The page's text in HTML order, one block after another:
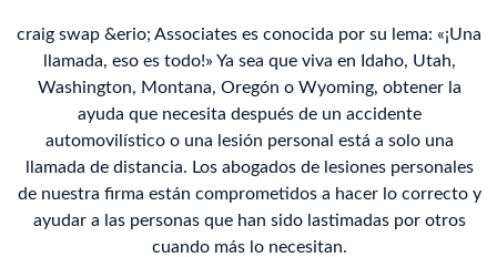
craig swap &erio; Associates es conocida por su lema: «¡Una
llamada, eso es todo!» Ya sea que viva en Idaho, Utah,
Washington, Montana, Oregón o Wyoming, obtener la
ayuda que necesita después de un accidente
automovilístico o una lesión personal está a solo una
llamada de distancia. Los abogados de lesiones personales
de nuestra firma están comprometidos a hacer lo correcto y
ayudar a las personas que han sido lastimadas por otros
cuando más lo necesitan.